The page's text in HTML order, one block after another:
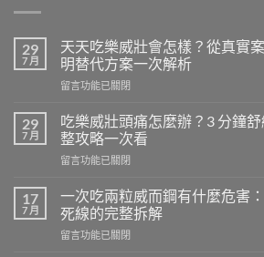
29
7 月
天天吃樂威壯會怎樣？從真實
明替代方案一次解析
在
天
吃
樂
威
會
怎
樣？
從
留言功能已關閉
29
7 月
吃樂威壯頭痛怎麼辦？3 分鐘
整攻略一次看
在
威
壯
頭
留言功能已關閉
17
7 月
一次吃兩粒威而鋼有什麼危害
死線的完整拆解
在
留言功能已關閉